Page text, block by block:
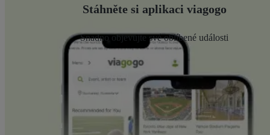
Stáhněte si aplikaci viagogo
Snadno objevujte své oblíbené události